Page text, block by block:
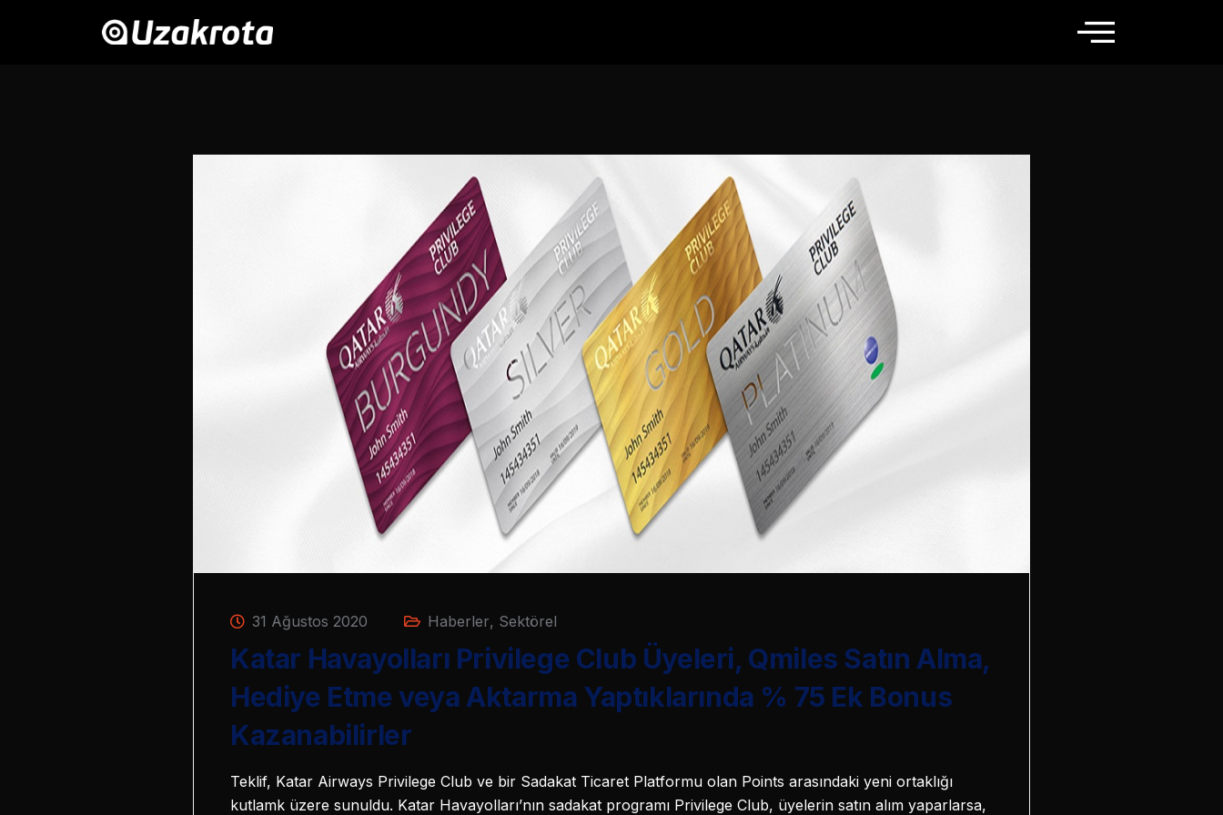
31 Ağustos 2020 Haberler, Sektörel
Katar Havayolları Privilege Club Üyeleri, Qmiles Satın Alma,
Hediye Etme veya Aktarma Yaptıklarında % 75 Ek Bonus
Kazanabilirler
Teklif, Katar Airways Privilege Club ve bir Sadakat Ticaret Platformu olan Points arasındaki yeni ortaklığı
kutlamk üzere sunuldu. Katar Havayolları’nın sadakat programı Privilege Club, üyelerin satın alım yaparlarsa,